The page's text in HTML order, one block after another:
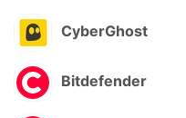
CyberGhost
Bitdefender